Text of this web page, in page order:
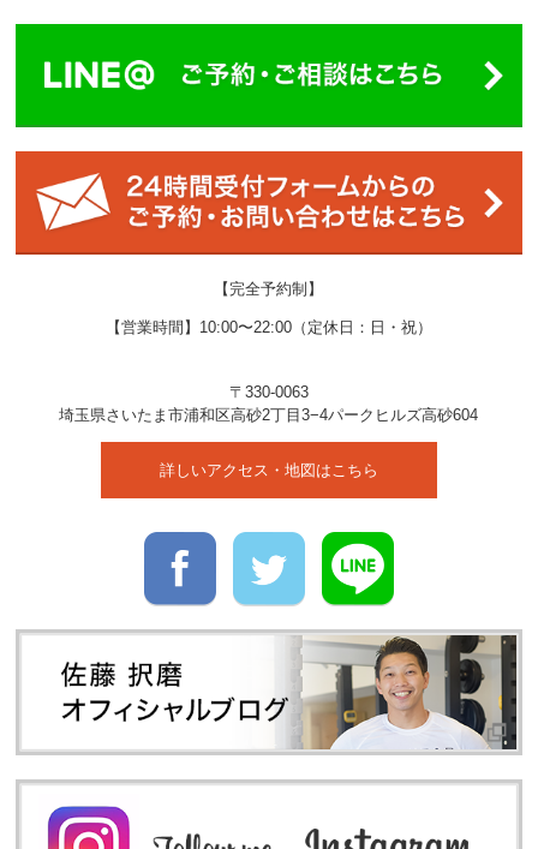
【完全予約制】
【営業時間】10:00〜22:00（定休日：日・祝）
〒330-0063
埼玉県さいたま市浦和区高砂2丁目3−4パークヒルズ高砂604
詳しいアクセス・地図はこちら